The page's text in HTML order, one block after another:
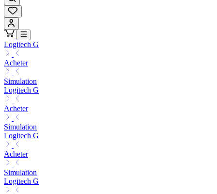
Logitech G
Acheter
Simulation
Logitech G
Acheter
Simulation
Logitech G
Acheter
Simulation
Logitech G